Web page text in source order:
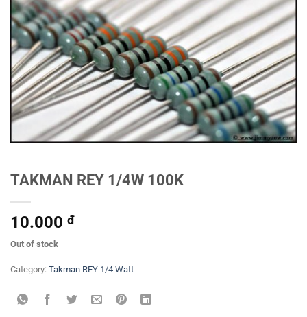
TAKMAN REY 1/4W 100K
10.000 đ
Out of stock
Category: Takman REY 1/4 Watt